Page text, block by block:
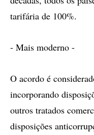
tarifária de 100%.
- Mais moderno -
O acordo é
incorporando
outros tratados
disposições